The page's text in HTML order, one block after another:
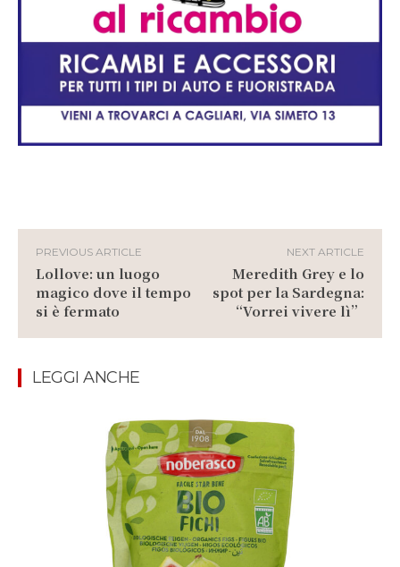
PREVIOUS ARTICLE
Lollove: un luogo
magico dove il tempo
si è fermato
NEXT ARTICLE
Meredith Grey e lo
spot per la Sardegna:
“Vorrei vivere lì”
LEGGI ANCHE